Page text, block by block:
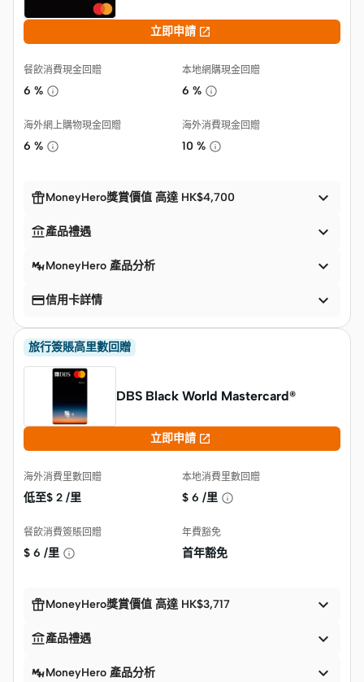
立即申請 
餐飲消費現金回贈
6 %
本地網購現金回贈
6 %
海外網上購物現金回贈
6 %
海外消費現金回贈
10 %
MoneyHero獎賞價值 高達 HK$4,700 
產品禮遇 
MoneyHero 產品分析 
信用卡詳情 
旅行簽賬高里數回贈
DBS Black World Mastercard®
立即申請 
海外消費里數回贈
低至$ 2 /里
本地消費里數回贈
$ 6 /里
餐飲消費簽賬回贈
$ 6 /里
年費豁免
首年豁免
MoneyHero獎賞價值 高達 HK$3,717 
產品禮遇 
MoneyHero 產品分析 